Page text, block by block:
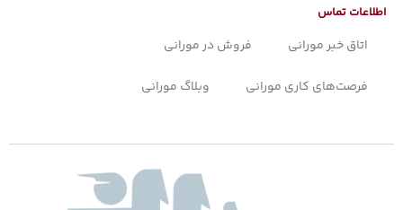
اطلاعات تماس
اتاق خبر مورانی فروش در مورانی
فرصت‌های کاری مورانی وبلاگ مورانی